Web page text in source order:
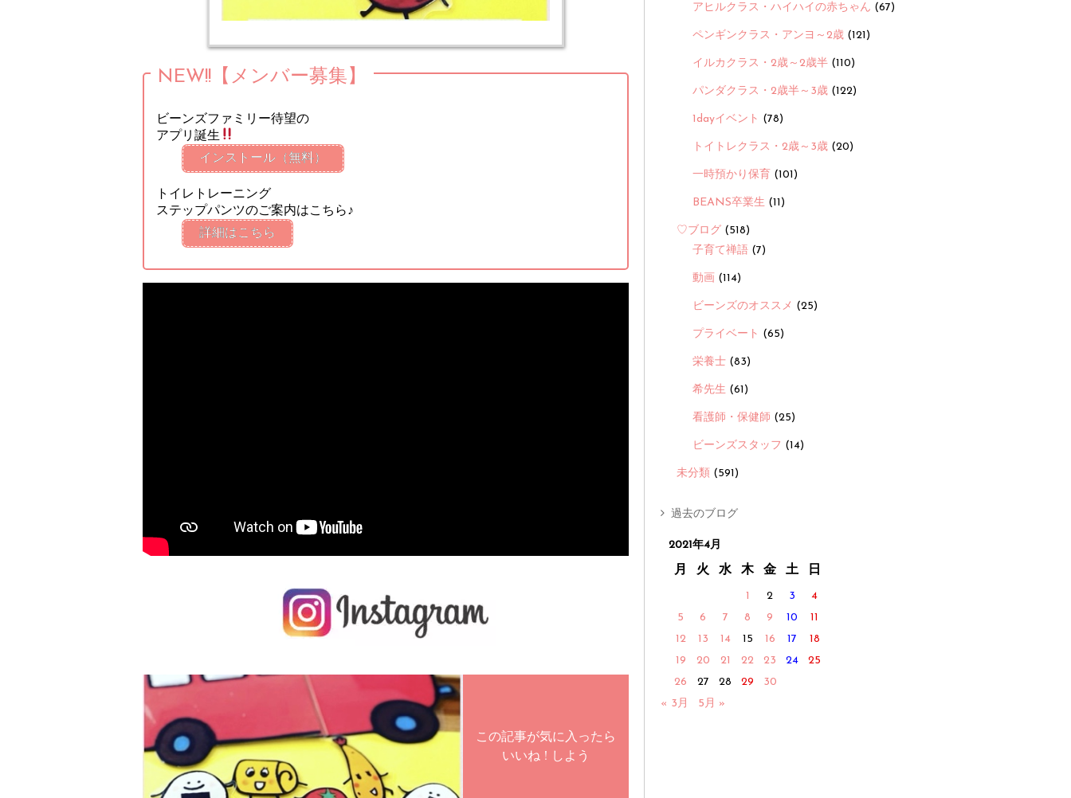
NEW!!【メンバー募集】
ビーンズファミリー待望の
アプリ誕生
インストール（無料）
トイレトレーニング
ステップパンツのご案内はこちら♪
詳細はこちら
この記事が気に入ったら
いいね ! しよう
アヒルクラス・ハイハイの赤ちゃん (67)
ペンギンクラス・アンヨ～2歳 (121)
イルカクラス・2歳～2歳半 (110)
パンダクラス・2歳半～3歳 (122)
1dayイベント (78)
トイトレクラス・2歳～3歳 (20)
一時預かり保育 (101)
BEANS卒業生 (11)
♡ブログ (518)
子育て禅語 (7)
動画 (114)
ビーンズのオススメ (25)
プライベート (65)
栄養士 (83)
希先生 (61)
看護師・保健師 (25)
ビーンズスタッフ (14)
未分類 (591)
過去のブログ
2021年4月
月 火 水 木 金 土 日
1 2 3
4
5
6 7 8 9 10
11
12
13 14 15 16 17
18
19
20 21 22 23 24
25
26
27 28 29
30
« 3月
5月 »